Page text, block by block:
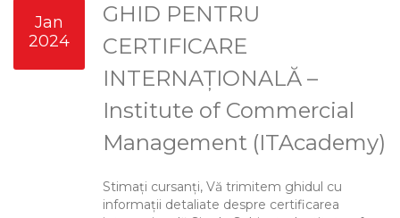
Jan
2024
GHID PENTRU
CERTIFICARE
INTERNAȚIONALĂ –
Institute of Commercial
Management (ITAcademy)
Stimați cursanți, Vă trimitem ghidul cu
informații detaliate despre certificarea